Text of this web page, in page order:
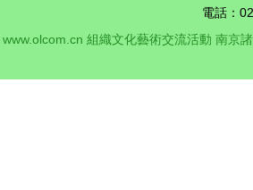
電話：
www.olcom.cn 組織文化藝術交流活動 南京